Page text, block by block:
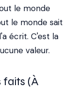
le monde
le monde sait
écrit. C'est la
valeur.
(À